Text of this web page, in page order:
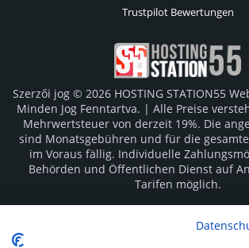
Trustpilot Bewertungen
Szerzői jog © 2026 HOSTING STATION55
Minden Jog Fenntartva. | Alle Preise
Mehrwertsteuer von derzeit 19%. Die
sind Monatsgebühren und für die
im Voraus fällig. Individuelle
Behörden und Öffentlichen Dienst auf
Tarifen möglich.
Hersteller. Irrtümer